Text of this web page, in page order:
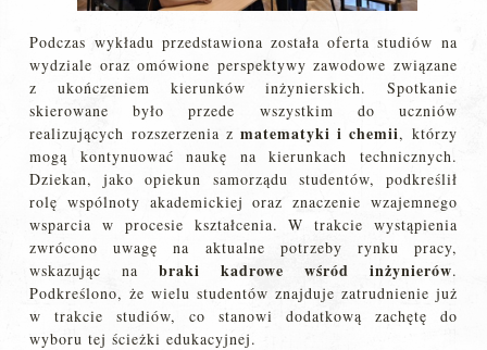
Podczas wykładu przedstawiona została oferta studiów na
wydziale oraz omówione perspektywy zawodowe związane
z ukończeniem kierunków inżynierskich. Spotkanie
skierowane było przede wszystkim do uczniów
realizujących rozszerzenia z matematyki i chemii, którzy
mogą kontynuować naukę na kierunkach technicznych.
Dziekan, jako opiekun samorządu studentów, podkreślił
rolę wspólnoty akademickiej oraz znaczenie wzajemnego
wsparcia w procesie kształcenia. W trakcie wystąpienia
zwrócono uwagę na aktualne potrzeby rynku pracy,
wskazując nabraki kadrowe wśród inżynierów.
Podkreślono, że wielu studentów znajduje zatrudnienie już
w trakcie studiów, co stanowi dodatkową zachętę do
wyboru tej ścieżki edukacyjnej.